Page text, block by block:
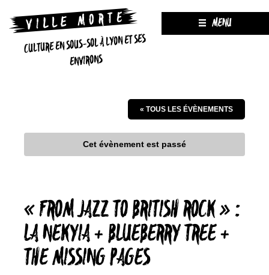
CULTURE EN SOUS-SOL À LYON ET SES
ENVIRONS
MENU
« TOUS LES ÉVÈNEMENTS
Cet évènement est passé
« FROM JAZZ TO BRITISH ROCK » :
LA NEKYIA + BLUEBERRY TREE +
THE MISSING PAGES